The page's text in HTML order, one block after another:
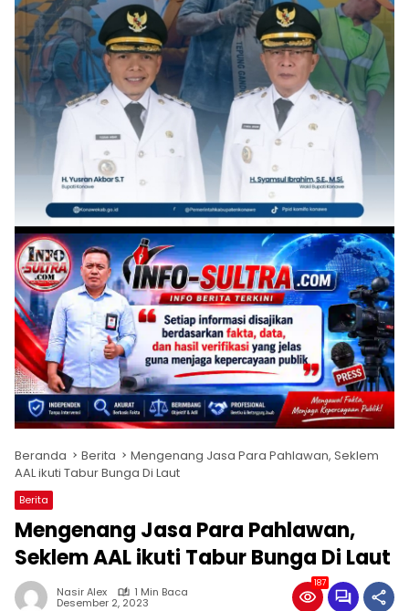
Beranda Berita
Mengenang Jasa Para Pahlawan, Seklem
AAL ikuti Tabur Bunga Di Laut
Berita
Mengenang Jasa Para Pahlawan,
Seklem AAL ikuti Tabur Bunga Di Laut
Nasir Alex 1 Min Baca
Desember 2, 2023
187